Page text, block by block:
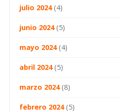
julio 2024(4)
junio 2024(5)
mayo 2024(4)
abril 2024(5)
marzo 2024(8)
febrero 2024(5)